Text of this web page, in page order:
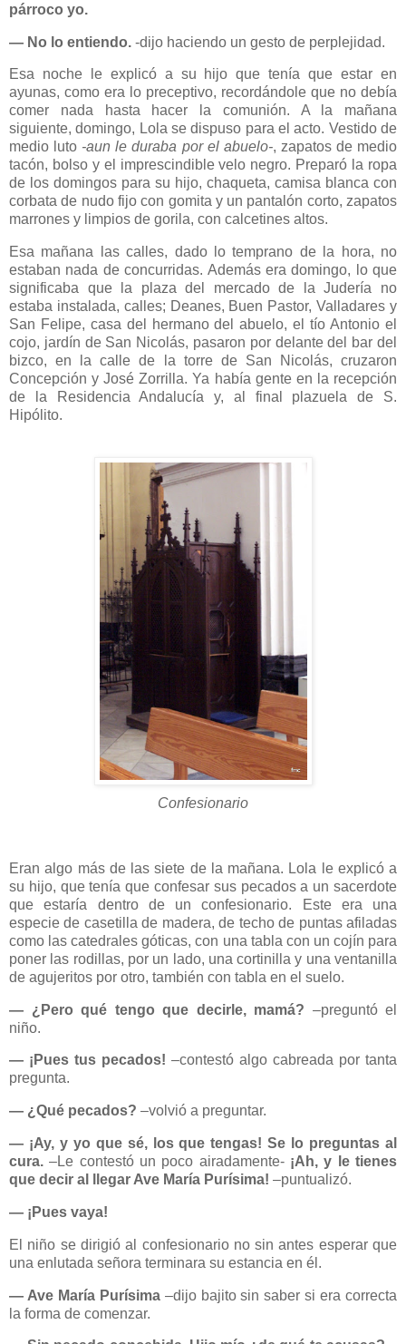
párroco yo.
― No lo entiendo. -dijo haciendo un gesto de perplejidad.
Esa noche le explicó a su hijo que tenía que estar en
ayunas, como era lo preceptivo, recordándole que no debía
comer nada hasta hacer la comunión. A la mañana
siguiente, domingo, Lola se dispuso para el acto. Vestido de
medio luto -aun le duraba por el abuelo-, zapatos de medio
tacón, bolso y el imprescindible velo negro. Preparó la ropa
de los domingos para su hijo, chaqueta, camisa blanca con
corbata de nudo fijo con gomita y un pantalón corto, zapatos
marrones y limpios de gorila, con calcetines altos.
Esa mañana las calles, dado lo temprano de la hora, no
estaban nada de concurridas. Además era domingo, lo que
significaba que la plaza del mercado de la Judería no
estaba instalada, calles; Deanes, Buen Pastor, Valladares y
San Felipe, casa del hermano del abuelo, el tío Antonio el
cojo, jardín de San Nicolás, pasaron por delante del bar del
bizco, en la calle de la torre de San Nicolás, cruzaron
Concepción y José Zorrilla. Ya había gente en la recepción
de la Residencia Andalucía y, al final plazuela de S.
Hipólito.
Confesionario
Eran algo más de las siete de la mañana. Lola le explicó a
su hijo, que tenía que confesar sus pecados a un sacerdote
que estaría dentro de un confesionario. Este era una
especie de casetilla de madera, de techo de puntas afiladas
como las catedrales góticas, con una tabla con un cojín para
poner las rodillas, por un lado, una cortinilla y una ventanilla
de agujeritos por otro, también con tabla en el suelo.
― ¿Pero qué tengo que decirle, mamá? –preguntó el
niño.
― ¡Pues tus pecados! –contestó algo cabreada por tanta
pregunta.
― ¿Qué pecados? –volvió a preguntar.
― ¡Ay, y yo que sé, los que tengas! Se lo preguntas al
cura. –Le contestó un poco airadamente- ¡Ah, y le tienes
que decir al llegar Ave María Purísima! –puntualizó.
― ¡Pues vaya!
El niño se dirigió al confesionario no sin antes esperar que
una enlutada señora terminara su estancia en él.
― Ave María Purísima–dijo bajito sin saber si era correcta
la forma de comenzar.